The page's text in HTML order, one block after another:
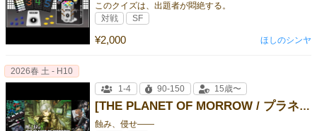
このクイズは、出題者が悶絶する。
¥2,000
対戦 SF
ほしのシンヤ
[THE PLANET OF MORROW / プラネモ]
蝕み、侵せ――
2026春 土 - H10
1-4
90-150 15歳〜